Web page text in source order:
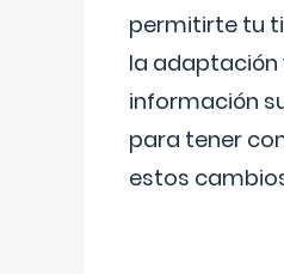
permitirte tu
la adaptación
información
para tener
estos